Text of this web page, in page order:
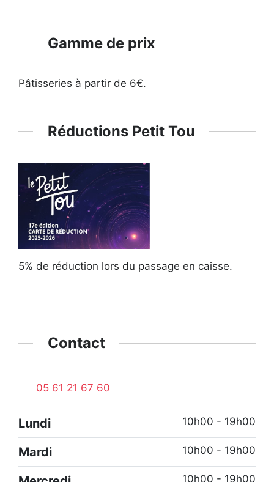
Gamme de prix
Pâtisseries à partir de 6€.
Réductions Petit Tou
5% de réduction lors du passage en caisse.
Contact
05 61 21 67 60
Lundi 10h00 - 19h00
Mardi 10h00 - 19h00
10h00 - 19h00